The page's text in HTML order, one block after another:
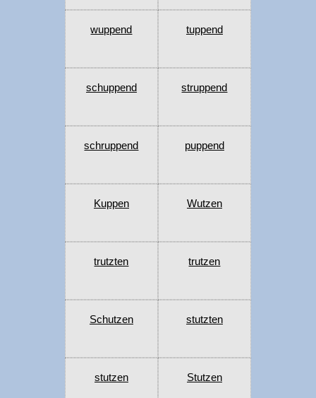
wuppend tuppend
schuppend struppend
schruppend puppend
Kuppen Wutzen
trutzten trutzen
Schutzen stutzten
stutzen Stutzen